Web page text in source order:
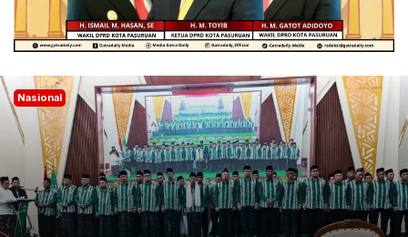
Nasional